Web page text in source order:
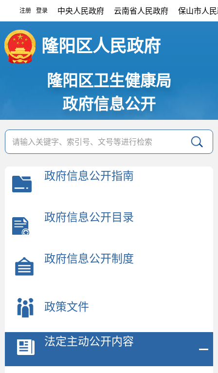
注册 登录 中央人民政府 云南省人民政府 保山市人
隆阳区人民政府
隆阳区卫生健康局
政府信息公开
政府信息公开指南
政府信息公开目录
政府信息公开制度
政策文件
法定主动公开内容